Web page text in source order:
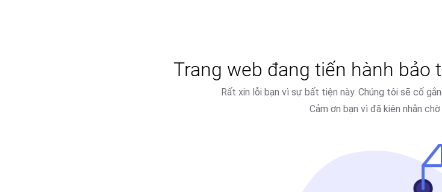
Trang web đang tiến hành bảo
Rất xin lỗi bạn vì sự bất tiện này. Chúng tôi sẽ cố
Cảm ơn bạn vì đã kiên nhẫn